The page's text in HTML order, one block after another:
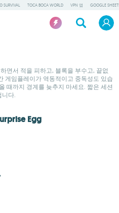
SURVIVAL TOCA BOCA WORLD VPN 앱 GOOGLE
면서 적을 피하고, 블록을 부수고, 끝없
게임플레이가 역동적이고 중독성도 있습
때까지 경계를 늦추지 마세요. 짧은 세션
니다.
Egg